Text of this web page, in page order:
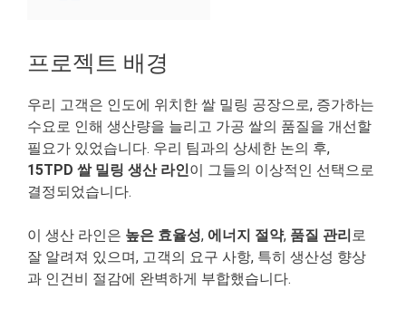
프로젝트 배경
우리 고객은 인도에 위치한 쌀 밀링 공장으로, 증가하는
수요로 인해 생산량을 늘리고 가공 쌀의 품질을 개선할
필요가 있었습니다. 우리 팀과의 상세한 논의 후,
15TPD 쌀 밀링 생산 라인이 그들의 이상적인 선택으로
결정되었습니다.
이 생산 라인은 높은 효율성, 에너지 절약, 품질 관리 로
잘 알려져 있으며, 고객의 요구 사항, 특히 생산성 향상
과 인건비 절감에 완벽하게 부합했습니다.